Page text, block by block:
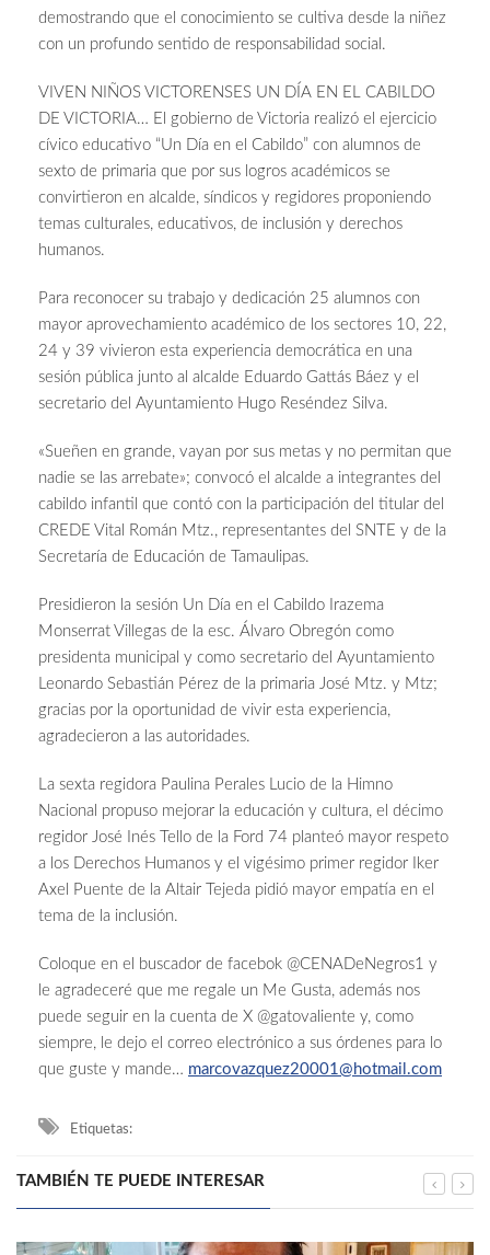
demostrando que el conocimiento se cultiva desde la niñez
con un profundo sentido de responsabilidad social.
VIVEN NIÑOS VICTORENSES UN DÍA EN EL CABILDO
DE VICTORIA… El gobierno de Victoria realizó el ejercicio
cívico educativo “Un Día en el Cabildo” con alumnos de
sexto de primaria que por sus logros académicos se
convirtieron en alcalde, síndicos y regidores proponiendo
temas culturales, educativos, de inclusión y derechos
humanos.
Para reconocer su trabajo y dedicación 25 alumnos con
mayor aprovechamiento académico de los sectores 10, 22,
24 y 39 vivieron esta experiencia democrática en una
sesión pública junto al alcalde Eduardo Gattás Báez y el
secretario del Ayuntamiento Hugo Reséndez Silva.
«Sueñen en grande, vayan por sus metas y no permitan que
nadie se las arrebate»; convocó el alcalde a integrantes del
cabildo infantil que contó con la participación del titular del
CREDE Vital Román Mtz., representantes del SNTE y de la
Secretaría de Educación de Tamaulipas.
Presidieron la sesión Un Día en el Cabildo Irazema
Monserrat Villegas de la esc. Álvaro Obregón como
presidenta municipal y como secretario del Ayuntamiento
Leonardo Sebastián Pérez de la primaria José Mtz. y Mtz;
gracias por la oportunidad de vivir esta experiencia,
agradecieron a las autoridades.
La sexta regidora Paulina Perales Lucio de la Himno
Nacional propuso mejorar la educación y cultura, el décimo
regidor José Inés Tello de la Ford 74 planteó mayor respeto
a los Derechos Humanos y el vigésimo primer regidor Iker
Axel Puente de la Altair Tejeda pidió mayor empatía en el
tema de la inclusión.
Coloque en el buscador de facebok @CENADeNegros1 y
le agradeceré que me regale un Me Gusta, además nos
puede seguir en la cuenta de X @gatovaliente y, como
siempre, le dejo el correo electrónico a sus órdenes para lo
que guste y mande… marcovazquez20001@hotmail.com
Etiquetas:
TAMBIÉN TE PUEDE INTERESAR